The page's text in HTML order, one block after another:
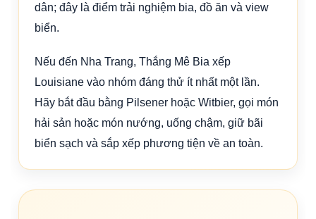
dân; đây là điểm trải nghiệm bia, đồ ăn và view
biển.
Nếu đến Nha Trang, Thắng Mê Bia xếp
Louisiane vào nhóm đáng thử ít nhất một lần.
Hãy bắt đầu bằng Pilsener hoặc Witbier, gọi món
hải sản hoặc món nướng, uống chậm, giữ bãi
biển sạch và sắp xếp phương tiện về an toàn.